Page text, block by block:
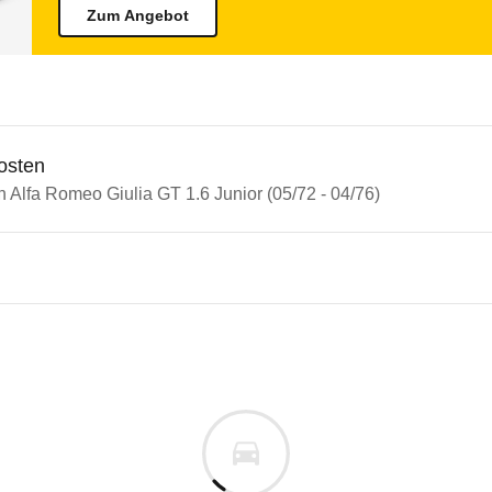
Zum Angebot
Alfa Romeo Giulia GT 1.6 Junior (05/72 - 04/76)